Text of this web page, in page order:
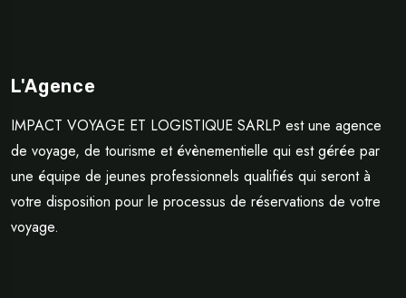
L'Agence
IMPACT VOYAGE ET LOGISTIQUE SARLP est une agence
de voyage, de tourisme et évènementielle qui est gérée par
une équipe de jeunes professionnels qualifiés qui seront à
votre disposition pour le processus de réservations de votre
voyage.